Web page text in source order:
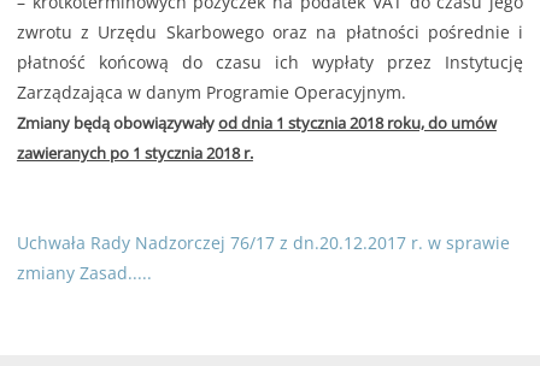
zwrotu z Urzędu Skarbowego oraz na płatności pośrednie i
płatność końcową do czasu ich wypłaty przez Instytucję
Zarządzająca w danym Programie Operacyjnym.
Zmiany będą obowiązywałyod dnia 1 stycznia 2018 roku, do umów
zawieranych po 1 stycznia 2018 r.
Uchwała Rady Nadzorczej 76/17 z dn.20.12.2017 r. w sprawie
zmiany Zasad.....